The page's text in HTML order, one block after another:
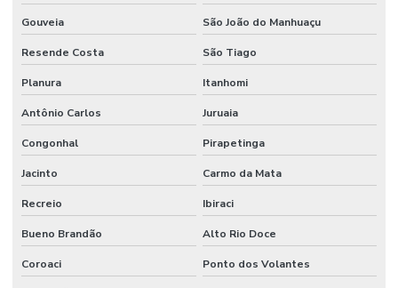
Gouveia São João do Manhuaçu
Resende Costa São Tiago
Planura Itanhomi
Antônio Carlos Juruaia
Congonhal Pirapetinga
Jacinto Carmo da Mata
Recreio Ibiraci
Bueno Brandão Alto Rio Doce
Coroaci Ponto dos Volantes